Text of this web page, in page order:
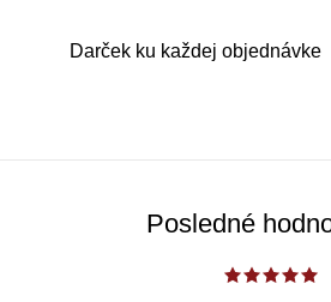
Darček ku každej objednávke
Posledné